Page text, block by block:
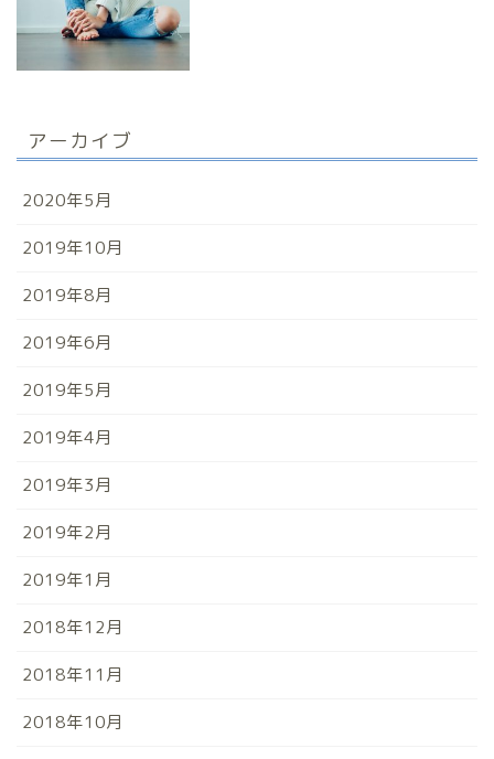
アーカイブ
2020年5月
2019年10月
2019年8月
2019年6月
2019年5月
2019年4月
2019年3月
2019年2月
2019年1月
2018年12月
2018年11月
2018年10月